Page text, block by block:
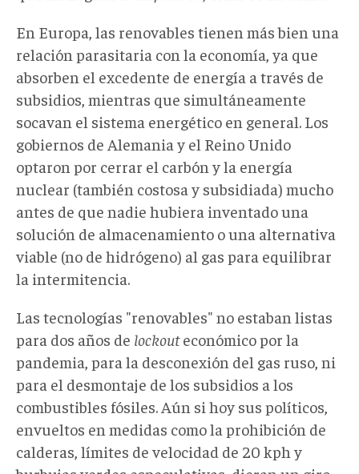
En Europa, las renovables tienen más bien una
relación parasitaria con la economía, ya que
absorben el excedente de energía a través de
subsidios, mientras que simultáneamente
socavan el sistema energético en general. Los
gobiernos de Alemania y el Reino Unido
optaron por cerrar el carbón y la energía
nuclear (también costosa y subsidiada) mucho
antes de que nadie hubiera inventado una
solución de almacenamiento o una alternativa
viable (no de hidrógeno) al gas para equilibrar
la intermitencia.
Las tecnologías "renovables" no estaban listas
para dos años de lockouteconómico por la
pandemia, para la desconexión del gas ruso, ni
para el desmontaje de los subsidios a los
combustibles fósiles. Aún si hoy sus políticos,
envueltos en medidas como la prohibición de
calderas, límites de velocidad de 20 kph y